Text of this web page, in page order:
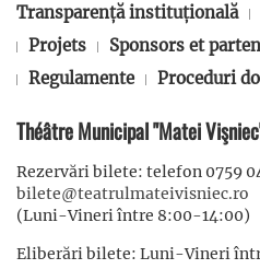
Transparență instituțională
Projets
Sponsors et
Regulamente
Proceduri
Théâtre Municipal "Matei
Rezervări bilete: telefon 0759
bilete@teatrulmateivisniec.ro
(Luni-Vineri între 8:00-14:00)
Eliberări bilete: Luni-Vineri